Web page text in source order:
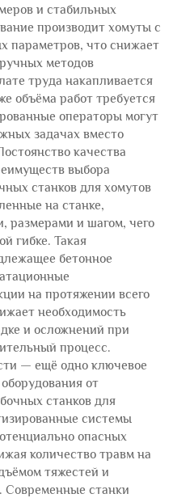
и стабильных
производит хомуты с
параметров, что снижает
методов
труда накапливается
объёма работ требуется
операторы могут
задачах вместо
качества
выбора
станков для хомутов
на станке,
размерами и шагом, чего
гибке. Такая
бетонное
на протяжении всего
необходимость
и осложнений при
процесс.
— ещё одно ключевое
от
станков для
системы
опасных
количество травм на
тяжестей и
станки